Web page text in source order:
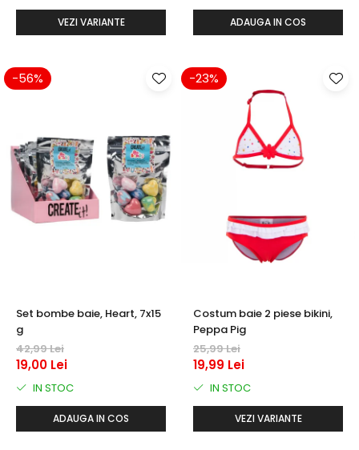
VEZI VARIANTE ADAUGA IN COS
-56%
Set bombe baie, Heart, 7x15
g
42,99 Lei
19,00 Lei
IN STOC
ADAUGA IN COS
-23%
Costum baie 2 piese bikini,
Peppa Pig
25,99 Lei
19,99 Lei
IN STOC
VEZI VARIANTE